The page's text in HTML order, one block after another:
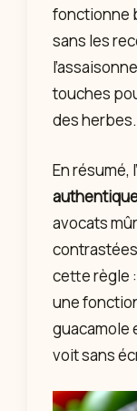
fonctionne
sans les
touches
des herbes.
En résumé,
avocats
cette règle
une
guacamole
voit sans